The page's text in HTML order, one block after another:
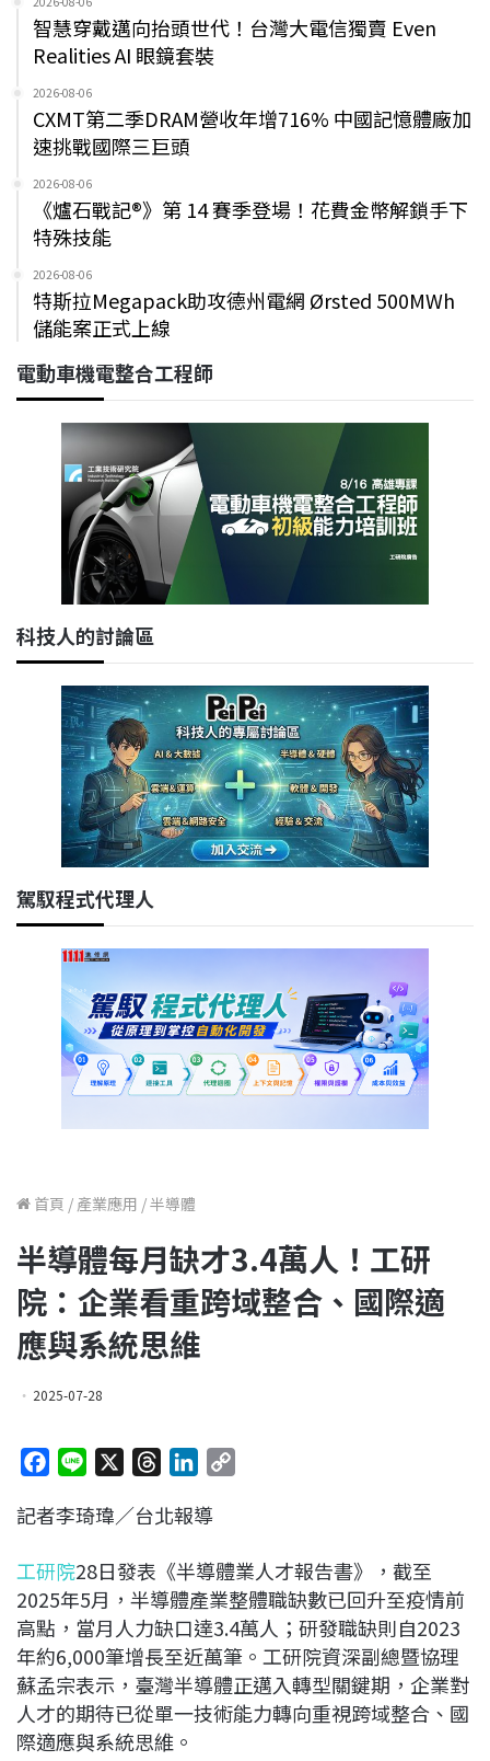
智慧穿戴邁向抬頭世代！台灣大電信獨賣 Even
Realities AI 眼鏡套裝
2026-08-06
CXMT第二季DRAM營收年增716% 中國記憶體廠加
速挑戰國際三巨頭
2026-08-06
《爐石戰記®》第 14 賽季登場！花費金幣解鎖手下
特殊技能
2026-08-06
特斯拉Megapack助攻德州電網 Ørsted 500MWh
儲能案正式上線
電動車機電整合工程師
科技人的討論區
駕馭程式代理人